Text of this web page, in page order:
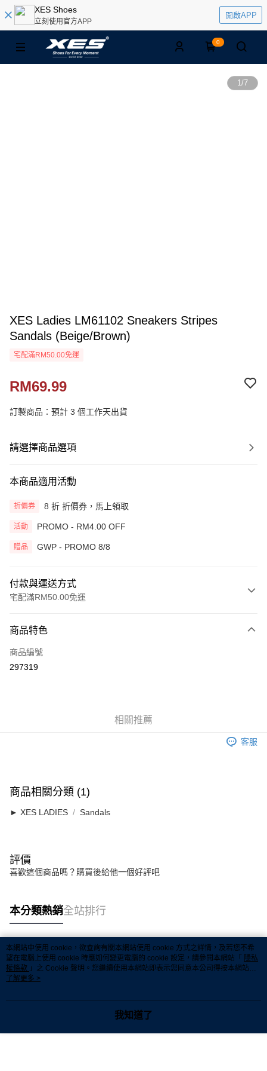
XES Shoes
立刻使用官方APP
開啟APP
0
1/7
XES Ladies LM61102 Sneakers Stripes
Sandals (Beige/Brown)
宅配滿RM50.00免運
RM69.99
訂製商品：預計 3 個工作天出貨
請選擇商品選項
本商品適用活動
折價券 8 折 折價券，馬上領取
活動 PROMO - RM4.00 OFF
贈品 GWP - PROMO 8/8
付款與運送方式
宅配滿RM50.00免運
信用卡一次付清
網路銀行
宅配
商品特色
商品編號
297319
相關推薦
客服
商品相關分類 (1)
► XES LADIES Sandals
評價
喜歡這個商品嗎？購買後給他一個好評吧
本分類熱銷全站排行
熱門標籤
熱銷排行
本網站中使用 cookie，欲查詢有關本網站使用 cookie 方式之詳情，及若您不希
望在電腦上使用 cookie 時應如何變更電腦的 cookie 設定，請參閱本網站「 隱私
權條款 」之 Cookie 聲明。您繼續使用本網站即表示您同意本公司得按本網站使
用條款之 Cookie 聲明使用 cookie。
了解更多 >
我知道了